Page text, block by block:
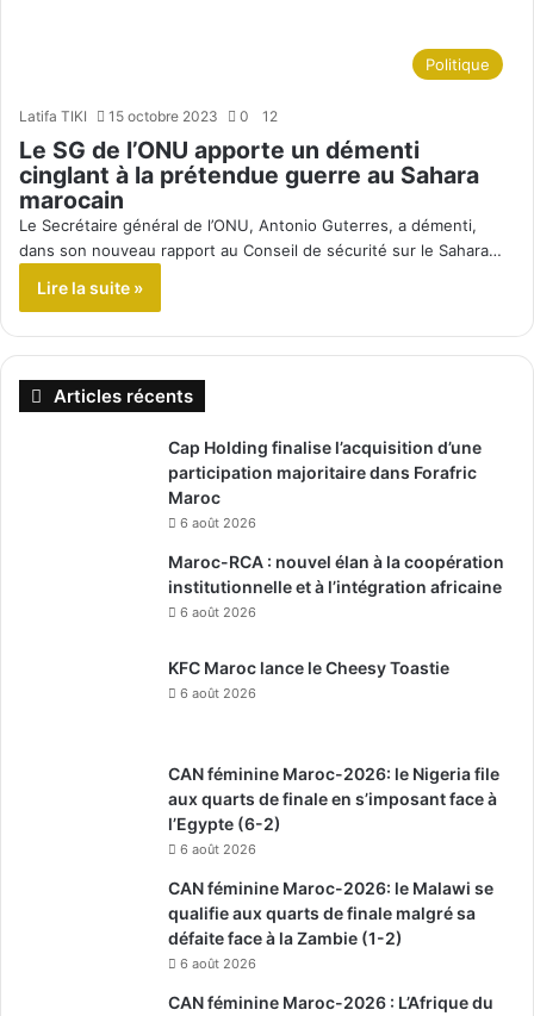
Politique
Latifa TIKI 15 octobre 2023 0 12
Le SG de l’ONU apporte un démenti
cinglant à la prétendue guerre au Sahara
marocain
Le Secrétaire général de l’ONU, Antonio Guterres, a démenti,
dans son nouveau rapport au Conseil de sécurité sur le Sahara…
Lire la suite »
Articles récents
Cap Holding finalise l’acquisition d’une
participation majoritaire dans Forafric
Maroc
6 août 2026
Maroc-RCA : nouvel élan à la coopération
institutionnelle et à l’intégration africaine
6 août 2026
KFC Maroc lance le Cheesy Toastie
6 août 2026
CAN féminine Maroc-2026: le Nigeria file
aux quarts de finale en s’imposant face à
l’Egypte (6-2)
6 août 2026
CAN féminine Maroc-2026: le Malawi se
qualifie aux quarts de finale malgré sa
défaite face à la Zambie (1-2)
6 août 2026
CAN féminine Maroc-2026 : L’Afrique du